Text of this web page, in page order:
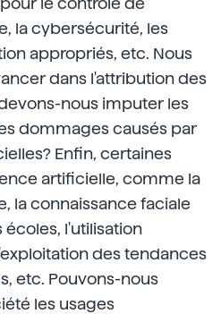
la cybersécurité, les
appropriés, etc. Nous
dans l'attribution des
nous imputer les
dommages causés par
Enfin, certaines
artificielle, comme la
la connaissance faciale
écoles, l'utilisation
des tendances
etc. Pouvons-nous
les usages